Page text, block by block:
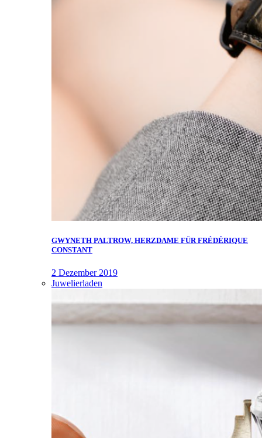
GWYNETH PALTROW, HERZDAME FÜR FRÉDÉRIQUE
CONSTANT
2 Dezember 2019
Juwelierladen